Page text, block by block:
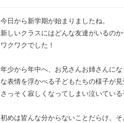
今日から新学期が始まりましたね。
新しいクラスにはどんな友達がいるの
ワクワクでした！
年少から年中へ、お兄さんお姉さんに
な表情を浮かべる子どもたちの様子が
さっそく寂しくなってしまい泣いてい
初めは皆んな分からないことだらけ。